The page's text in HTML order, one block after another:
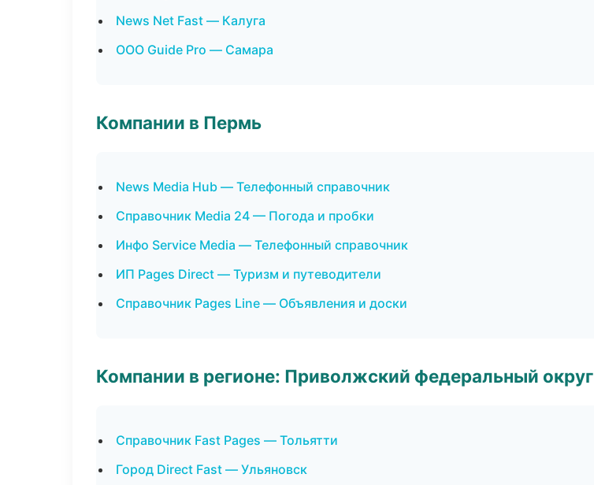
News Net Fast — Калуга
ООО Guide Pro — Самара
Компании в Пермь
News Media Hub — Телефонный справочник
Справочник Media 24 — Погода и пробки
Инфо Service Media — Телефонный справочник
ИП Pages Direct — Туризм и путеводители
Справочник Pages Line — Объявления и доски
Компании в регионе: Приволжский федеральный округ
Справочник Fast Pages — Тольятти
Город Direct Fast — Ульяновск